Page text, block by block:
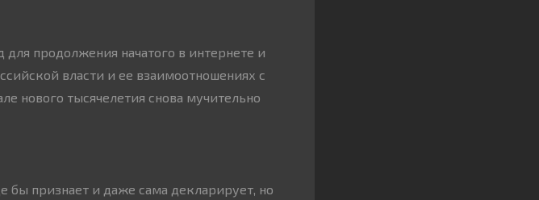
продолжения начатого в интернете и
власти и ее взаимоотношениях с
нового тысячелетия снова мучительно
бы признает и даже сама декларирует, но